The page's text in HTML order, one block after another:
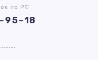
по РФ
95-18